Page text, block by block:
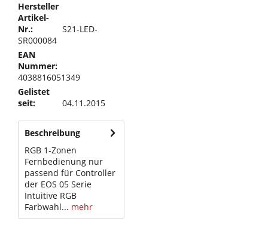
Hersteller
Artikel-
Nr.:
S21-LED-
SR000084
EAN
Nummer:
4038816051349
Gelistet
seit:
04.11.2015
Beschreibung
RGB 1-Zonen
Fernbedienung nur
passend für Controller
der EOS 05 Serie
Intuitive RGB
Farbwahl... mehr